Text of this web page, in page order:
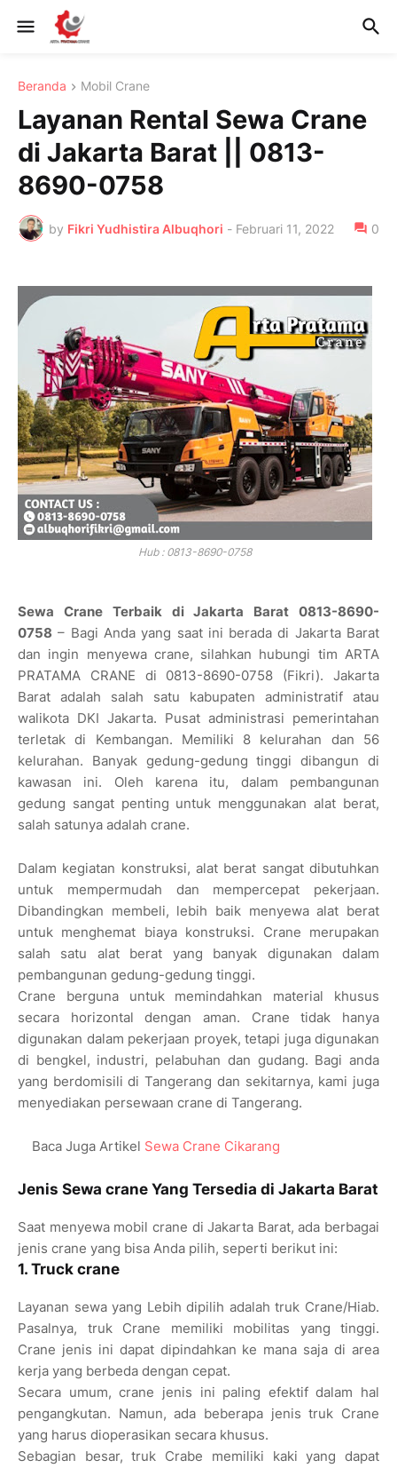
Beranda Mobil Crane
Layanan Rental Sewa Crane
di Jakarta Barat || 0813-
8690-0758
by Fikri Yudhistira Albuqhori - Februari 11, 2022 0
Hub : 0813-8690-0758
Sewa Crane Terbaik di Jakarta Barat 0813-8690-
0758 – Bagi Anda yang saat ini berada di Jakarta Barat
dan ingin menyewa crane, silahkan hubungi tim ARTA
PRATAMA CRANE di 0813-8690-0758 (Fikri). Jakarta
Barat adalah salah satu kabupaten administratif atau
walikota DKI Jakarta. Pusat administrasi pemerintahan
terletak di Kembangan. Memiliki 8 kelurahan dan 56
kelurahan. Banyak gedung-gedung tinggi dibangun di
kawasan ini. Oleh karena itu, dalam pembangunan
gedung sangat penting untuk menggunakan alat berat,
salah satunya adalah crane.
Dalam kegiatan konstruksi, alat berat sangat dibutuhkan
untuk mempermudah dan mempercepat pekerjaan.
Dibandingkan membeli, lebih baik menyewa alat berat
untuk menghemat biaya konstruksi. Crane merupakan
salah satu alat berat yang banyak digunakan dalam
pembangunan gedung-gedung tinggi.
Crane berguna untuk memindahkan material khusus
secara horizontal dengan aman. Crane tidak hanya
digunakan dalam pekerjaan proyek, tetapi juga digunakan
di bengkel, industri, pelabuhan dan gudang. Bagi anda
yang berdomisili di Tangerang dan sekitarnya, kami juga
menyediakan persewaan crane di Tangerang.
Baca Juga Artikel Sewa Crane Cikarang
Jenis Sewa crane Yang Tersedia di Jakarta Barat
Saat menyewa mobil crane di Jakarta Barat, ada berbagai
jenis crane yang bisa Anda pilih, seperti berikut ini:
1. Truck crane
Layanan sewa yang Lebih dipilih adalah truk Crane/Hiab.
Pasalnya, truk Crane memiliki mobilitas yang tinggi.
Crane jenis ini dapat dipindahkan ke mana saja di area
kerja yang berbeda dengan cepat.
Secara umum, crane jenis ini paling efektif dalam hal
pengangkutan. Namun, ada beberapa jenis truk Crane
yang harus dioperasikan secara khusus.
Sebagian besar, truk Crabe memiliki kaki yang dapat